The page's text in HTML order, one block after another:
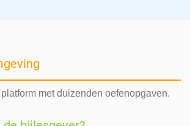
met duizenden oefenopgaven.